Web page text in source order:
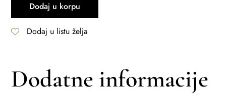
Dodaj u korpu
Dodaj u listu želja
Dodatne informacije